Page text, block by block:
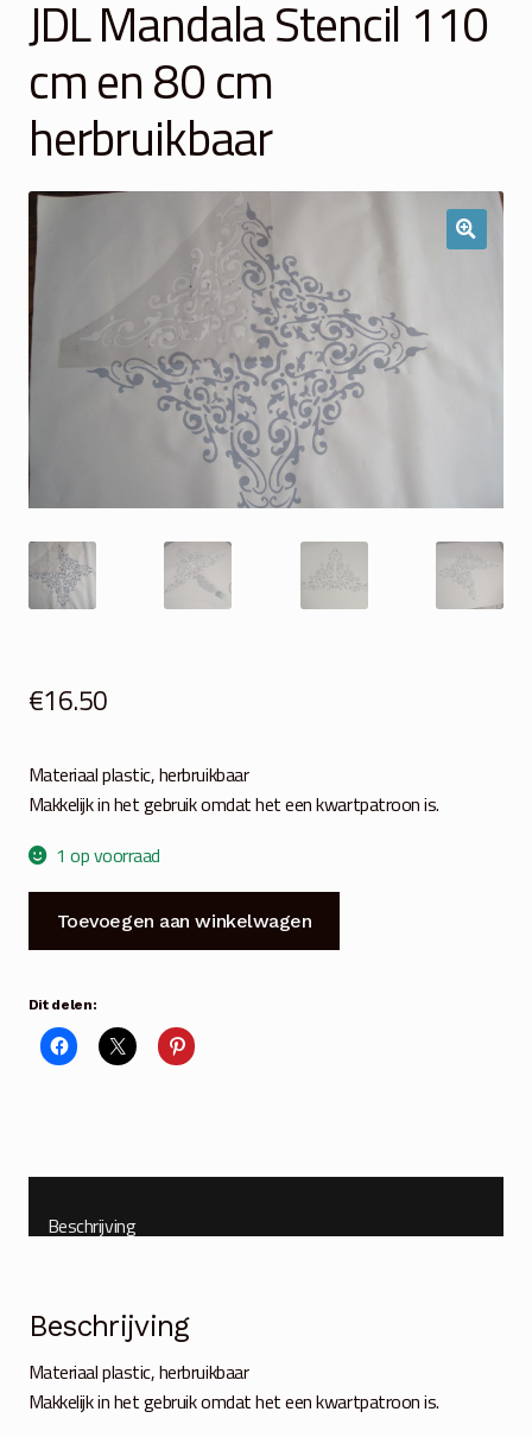
Winkelmand
Over Ons
Veelgestelde vragen
JDL Mandala Stencil 110
cm en 80 cm
herbruikbaar
€16.50
Materiaal plastic, herbruikbaar
Makkelijk in het gebruik omdat het een kwartpatroon is.
1 op voorraad
Mandala
110
cm
en
aantal
Toevoegen aan winkelwagen
Dit delen:
Beschrijving
Beschrijving
Materiaal plastic, herbruikbaar
Makkelijk in het gebruik omdat het een kwartpatroon is.